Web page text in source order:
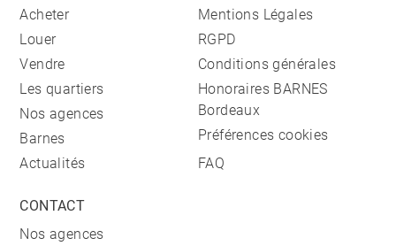
Acheter
Louer
Vendre
Les quartiers
Nos agences
Barnes
Actualités
Mentions Légales
RGPD
Conditions générales
Honoraires BARNES
Bordeaux
Préférences cookies
FAQ
CONTACT
Nos agences